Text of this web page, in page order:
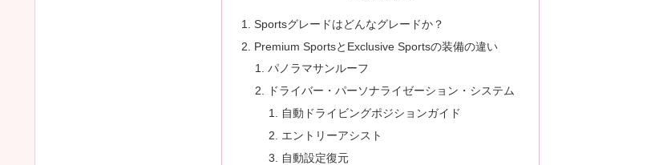
Sportsグレードはどんなグレードか？
Premium SportsとExclusive Sportsの装備の違い
パノラマサンルーフ
ドライバー・パーソナライゼーション・システム
自動ドライビングポジションガイド
エントリーアシスト
自動設定復元